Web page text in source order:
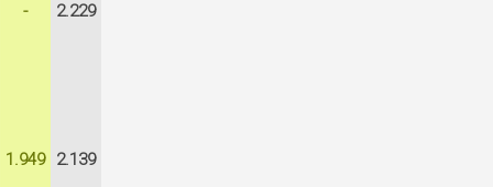
- 2.229
1.949 2.139